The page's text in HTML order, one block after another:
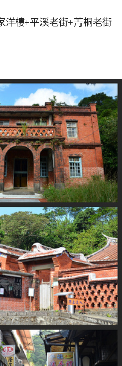
洋樓+平溪老街+菁桐老街